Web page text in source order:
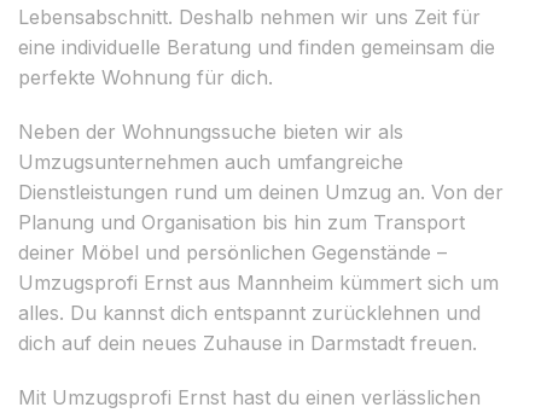
Lebensabschnitt. Deshalb nehmen wir uns Zeit für
eine individuelle Beratung und finden gemeinsam die
perfekte Wohnung für dich.
Neben der Wohnungssuche bieten wir als
Umzugsunternehmen auch umfangreiche
Dienstleistungen rund um deinen Umzug an. Von der
Planung und Organisation bis hin zum Transport
deiner Möbel und persönlichen Gegenstände –
Umzugsprofi Ernst aus Mannheim kümmert sich um
alles. Du kannst dich entspannt zurücklehnen und
dich auf dein neues Zuhause in Darmstadt freuen.
Mit Umzugsprofi Ernst hast du einen verlässlichen